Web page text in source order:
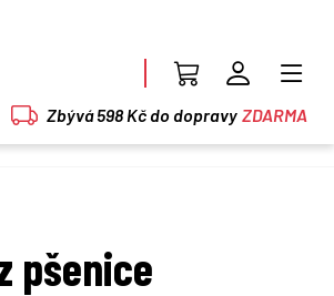
Zbývá 598 Kč do dopravy ZDARMA
pšenice